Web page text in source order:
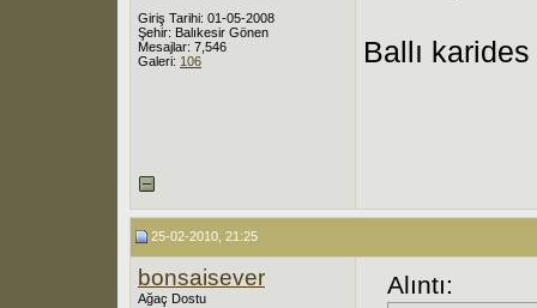
Giriş Tarihi: 01-05-2008
Şehir: Balıkesir Gönen
Mesajlar: 7,546
Galeri: 106 Ballı
25-02-2010, 21:25
bonsaisever
Ağaç Dostu Alıntı: